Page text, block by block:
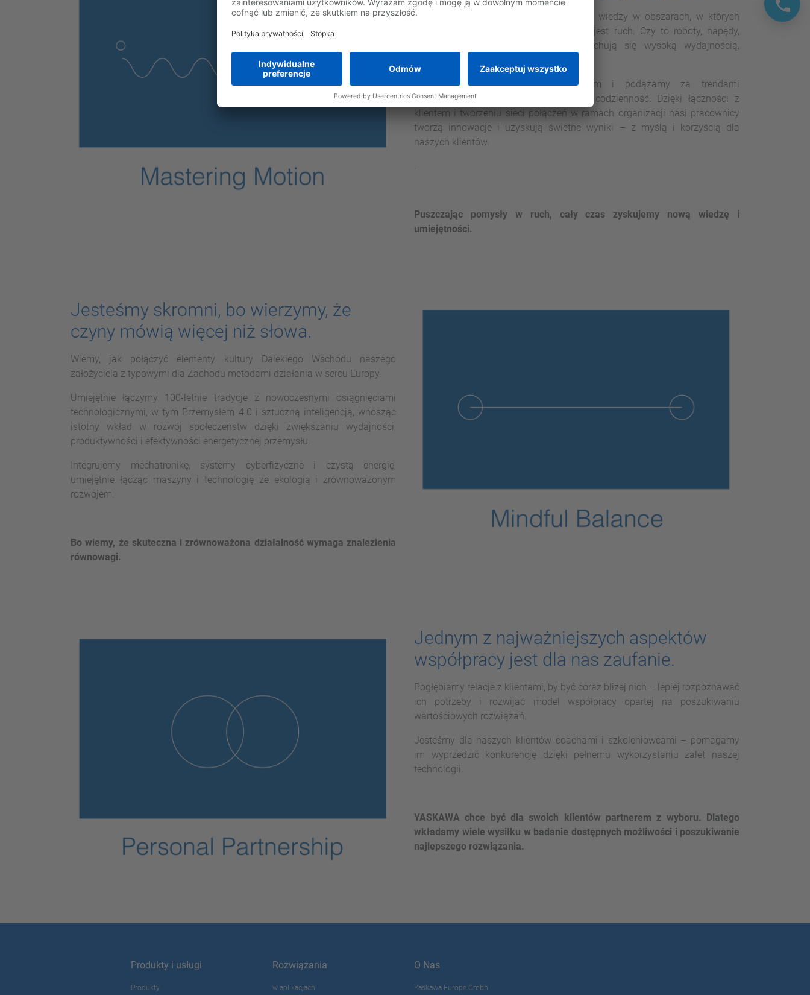
Jesteśmy dumni z naszych rozwiązań i wiedzy w obszarach, w których
działamy. Ich wspólnym mianownikiem jest ruch. Czy to roboty, napędy,
generatory czy silniki – wszystkie cechują się wysoką wydajnością,
Sami zarządzamy własnym sukcesem i podążamy za trendami
technologicznymi zmieniającymi naszą codzienność. Dzięki łączności z
klientem i tworzeniu sieci połączeń w ramach organizacji nasi pracownicy
tworzą innowacje i uzyskują świetne wyniki – z myślą i korzyścią dla
naszych klientów.
.
Puszczając pomysły w ruch, cały czas zyskujemy nową wiedzę i
umiejętności.
Jesteśmy skromni, bo wierzymy, że
czyny mówią więcej niż słowa.
Wiemy, jak połączyć elementy kultury Dalekiego Wschodu naszego
założyciela z typowymi dla Zachodu metodami działania w sercu Europy.
Umiejętnie łączymy 100-letnie tradycje z nowoczesnymi osiągnięciami
technologicznymi, w tym Przemysłem 4.0 i sztuczną inteligencją, wnosząc
istotny wkład w rozwój społeczeństw dzięki zwiększaniu wydajności,
produktywności i efektywności energetycznej przemysłu.
Integrujemy mechatronikę, systemy cyberfizyczne i czystą energię,
umiejętnie łącząc maszyny i technologię ze ekologią i zrównoważonym
rozwojem.
Bo wiemy, że skuteczna i zrównoważona działalność wymaga znalezienia
równowagi.
Jednym z najważniejszych aspektów
współpracy jest dla nas zaufanie.
Pogłębiamy relacje z klientami, by być coraz bliżej nich – lepiej rozpoznawać
ich potrzeby i rozwijać model współpracy opartej na poszukiwaniu
wartościowych rozwiązań.
Jesteśmy dla naszych klientów coachami i szkoleniowcami – pomagamy
im wyprzedzić konkurencję dzięki pełnemu wykorzystaniu zalet naszej
technologii.
YASKAWA chce być dla swoich klientów partnerem z wyboru. Dlatego
wkładamy wiele wysiłku w badanie dostępnych możliwości i poszukiwanie
najlepszego rozwiązania.
Produkty i usługi
Produkty
Rozwiązania
w aplikacjach
O Nas
Yaskawa Europe Gmbh